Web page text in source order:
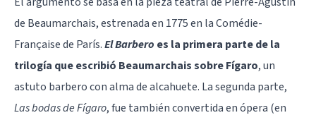
de Beaumarchais, estrenada en 1775 en la Comédie-
Française de París.El Barbero es la primera parte de la
trilogía que escribió Beaumarchais sobre Fígaro, un
astuto barbero con alma de alcahuete. La segunda parte,
Las bodas de Fígaro, fue también convertida en ópera (en